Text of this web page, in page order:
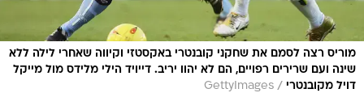
מוריס רצה לסמם את שחקני קובנטרי באקסטזי וקיווה שאחרי לילה ללא
שינה ועם שרירים רפויים, הם לא יהוו יריב. דייויד הילי מלידס מול מייקל
דויל מקובנטרי /
GettyImages